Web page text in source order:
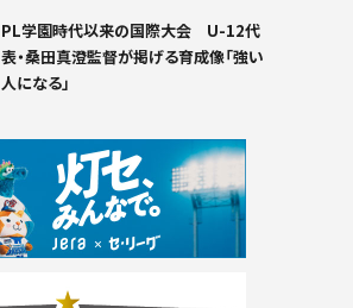
PL学園時代以来の国際大会 U-12代
表・桑田真澄監督が掲げる育成像「強い
人になる」